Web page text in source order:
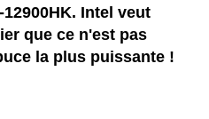
Intel veut
que ce n'est pas
la plus puissante !